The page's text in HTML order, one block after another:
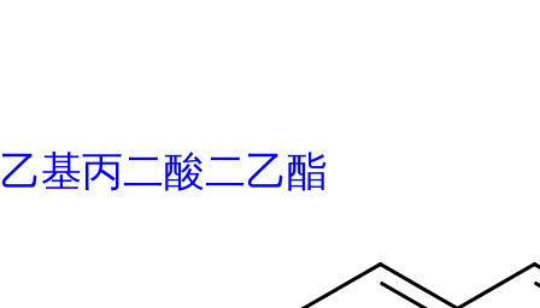
乙基丙二酸二乙酯